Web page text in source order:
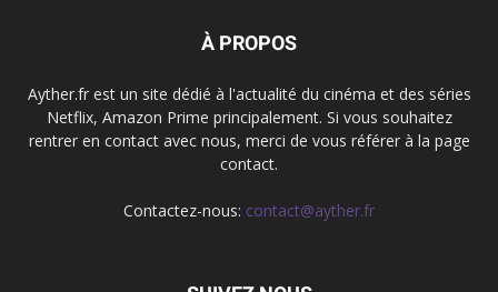
À PROPOS
Ayther.fr est un site dédié à l'actualité du cinéma et des séries
Netflix, Amazon Prime principalement. Si vous souhaitez
rentrer en contact avec nous, merci de vous référer à la page
contact.
Contactez-nous: contact@ayther.fr